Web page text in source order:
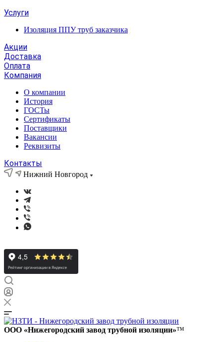
Услуги
Изоляция ППУ труб заказчика
Акции
Доставка
Оплата
Компания
О компании
История
ГОСТы
Сертификаты
Поставщики
Вакансии
Реквизиты
Контакты
Нижний Новгород
ООО «Нижегородский завод трубной изоляции»™